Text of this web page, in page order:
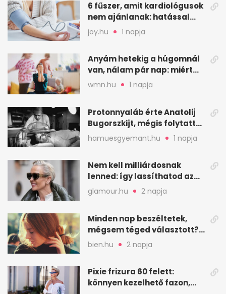
6 fűszer, amit kardiológusok
nem ajánlanak: hatással
lehet a vérnyomásra
joy.hu 1 napja
Anyám hetekig a húgomnál
van, nálam pár nap: miért
fáj ennyire?
wmn.hu 1 napja
Protonnyaláb érte Anatolij
Bugorszkijt, mégis folytatta
a munkát
hamuesgyemant.hu 1 napja
Nem kell milliárdosnak
lenned: így lassíthatod az
öregedést a biológus szerint
glamour.hu 2 napja
Minden nap beszéltetek,
mégsem téged választott?
Ez az érzelmi csapda
bien.hu 2 napja
Pixie frizura 60 felett:
könnyen kezelhető fazon,